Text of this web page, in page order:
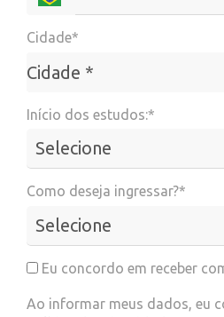
Cidade*
Cidade *
Cidade*
Início dos estudos:*
Como deseja ingressar?*
Eu concordo em receber
Ao informar meus dados, eu